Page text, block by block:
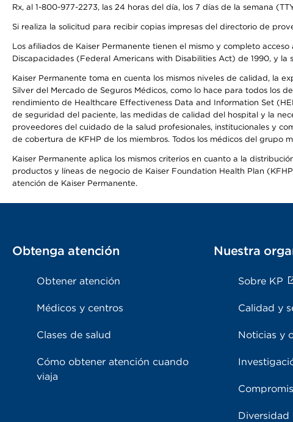
Rx, al 1-800-977-2273, las 24 horas del día, los 7 días de la semana
Si realiza la solicitud para recibir copias impresas del directorio de
Los afiliados de Kaiser Permanente tienen el mismo y completo
Discapacidades (Federal Americans with Disabilities Act) de 1990, y
Kaiser Permanente toma en cuenta los mismos niveles de calidad, la
Silver del Mercado de Seguros Médicos, como lo hace para todos los
rendimiento de Healthcare Effectiveness Data and Information Set
de seguridad del paciente, las medidas de calidad del hospital y la
proveedores del cuidado de la salud profesionales, institucionales y
de cobertura de KFHP de los miembros. Todos los médicos del grupo
Kaiser Permanente aplica los mismos criterios en cuanto a la
productos y líneas de negocio de Kaiser Foundation Health Plan
atención de Kaiser Permanente.
Obtenga atención
Obtener atención
Médicos y centros
Clases de salud
Cómo obtener atención cuando
viaja
Nuestra
Sobre KP
Calidad y
Noticias y
Diversidad